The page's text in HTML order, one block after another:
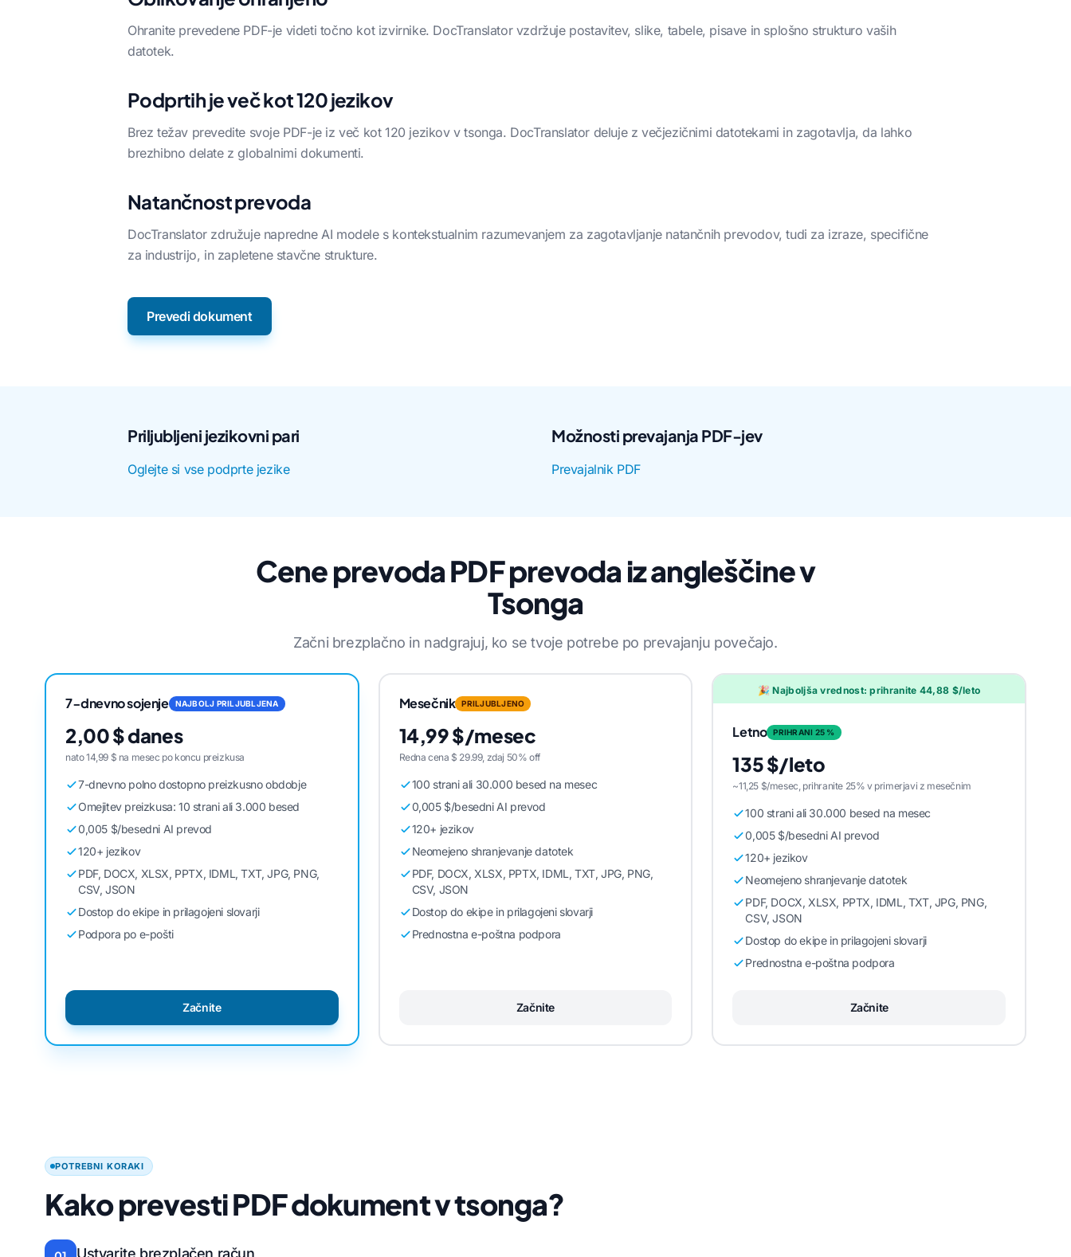
Ohranite prevedene PDF-je videti točno kot izvirnike. DocTranslator vzdržuje postavitev, slike, tabele, pisave in splošno strukturo vaših
datotek.
Podprtih je več kot 120 jezikov
Brez težav prevedite svoje PDF-je iz več kot 120 jezikov v tsonga. DocTranslator deluje z večjezičnimi datotekami in zagotavlja, da lahko
brezhibno delate z globalnimi dokumenti.
Natančnost prevoda
DocTranslator združuje napredne AI modele s kontekstualnim razumevanjem za zagotavljanje natančnih prevodov, tudi za izraze, specifične
za industrijo, in zapletene stavčne strukture.
Prevedi dokument
Priljubljeni jezikovni pari
Oglejte si vse podprte jezike
Možnosti prevajanja PDF-jev
Prevajalnik PDF
Cene prevoda PDF prevoda iz angleščine v
Tsonga
Začni brezplačno in nadgrajuj, ko se tvoje potrebe po prevajanju povečajo.
7-dnevno sojenje NAJBOLJ PRILJUBLJENA
2,00 $ danes
nato 14,99 $ na mesec po koncu preizkusa
7-dnevno polno dostopno preizkusno obdobje
Omejitev preizkusa: 10 strani ali 3.000 besed
0,005 $/besedni AI prevod
120+ jezikov
PDF, DOCX, XLSX, PPTX, IDML, TXT, JPG, PNG,
CSV, JSON
Dostop do ekipe in prilagojeni slovarji
Podpora po e-pošti
Začnite
Mesečnik PRILJUBLJENO
14,99 $/mesec
Redna cena $ 29.99, zdaj 50% off
100 strani ali 30.000 besed na mesec
0,005 $/besedni AI prevod
120+ jezikov
Neomejeno shranjevanje datotek
PDF, DOCX, XLSX, PPTX, IDML, TXT, JPG, PNG,
CSV, JSON
Dostop do ekipe in prilagojeni slovarji
Prednostna e-poštna podpora
Začnite
🎉 Najboljša vrednost: prihranite 44,88 $/leto
Letno PRIHRANI 25 %
135 $/leto
~11,25 $/mesec, prihranite 25% v primerjavi z mesečnim
100 strani ali 30.000 besed na mesec
0,005 $/besedni AI prevod
120+ jezikov
Neomejeno shranjevanje datotek
PDF, DOCX, XLSX, PPTX, IDML, TXT, JPG, PNG,
CSV, JSON
Dostop do ekipe in prilagojeni slovarji
Prednostna e-poštna podpora
Začnite
POTREBNI KORAKI
Kako prevesti PDF dokument v tsonga?
Ustvarite brezplačen račun